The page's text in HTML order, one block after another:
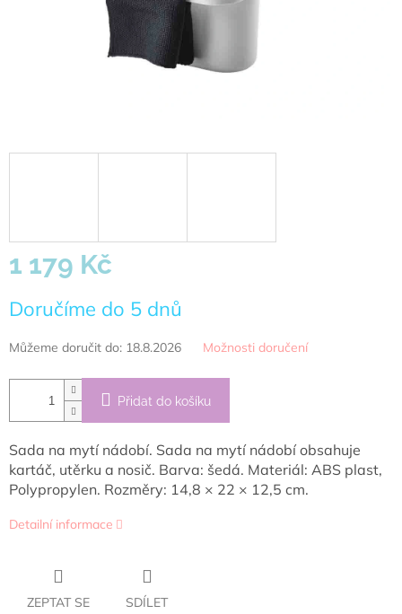
1 179 Kč
cena:
Doručíme do 5 dnů
Můžeme doručit do: 18.8.2026 Možnosti doručení
Přidat do košíku
Sada na mytí nádobí. Sada na mytí nádobí obsahuje
kartáč, utěrku a nosič. Barva: šedá. Materiál: ABS plast,
Polypropylen. Rozměry: 14,8 × 22 × 12,5 cm.
Detailní informace
ZEPTAT SE SDÍLET